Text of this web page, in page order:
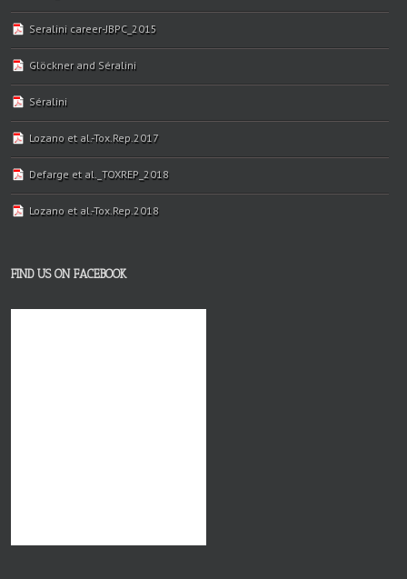
Seralini career-JBPC_2015
Glöckner and Séralini
Séralini
Lozano et al.-Tox.Rep.2017
Defarge et al._TOXREP_2018
Lozano et al.-Tox.Rep.2018
FIND US ON FACEBOOK